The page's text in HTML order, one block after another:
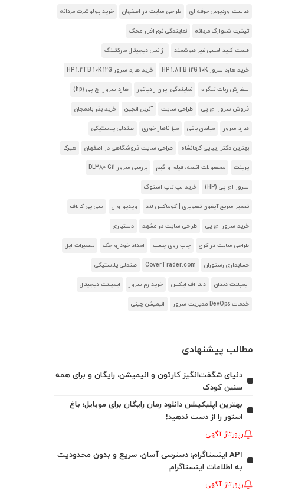
هاست وردپرس حرفه ای طراحی سایت در اصفهان خرید پولوشرت مردانه
تیشرت شلوارک مردانه نمایندگی نرم افزار محک
قیمت کلید لمسی غیر هوشمند آژانس دیجیتال مارکتینگ
خرید هارد سرور HP 1.8TB 12G 10K خرید هارد سرور HP 1.2TB 10K 12G
سفارش ربات تلگرام نمایندگی ایران رادیاتور هارد سرور اچ پی (hp)
فروش سرور اچ پی طراحی سایت آنریل انجین خرید بذر بادمجان
هارد سرور مبلمان باغی میز ناهار خوری صندلی پلاستیکی
بهترین دکتر زیبایی کرمانشاه طراحی سایت فروشگاهی در اصفهان هیرکا
پرینت محصولات انیمه، فیلم و گیم بررسی سرور DL380 G11
سرور اچ پی (HP) خرید لپ تاپ استوک
تعمیر سریع آیفون تصویری | کوماکس لند ویدیو وال سی پی کالاف
خرید سرور اچ پی طراحی سایت در مشهد دستیاری
طراحی سایت در کرج چاپ روی چسب امداد خودرو جک تعمیرات اپل
حسابداری رستوران CoverTrader.com صندلی پلاستیکی
ایمپلنت دندان دلتا اف ایکس خرید رم سرور ایمپلنت دیجیتال
خدمات DevOps مدیریت سرور انیمیشن چینی
مطالب پیشنهادی
دنیای شگفت‌انگیز کارتون و انیمیشن، رایگان و برای همه
سنین کودک
بهترین اپلیکیشن دانلود رمان رایگان برای موبایل؛ باغ
استور را از دست ندهید!
رپورتاژ آگهی
API اینستاگرام؛ دسترسی آسان، سریع و بدون محدودیت
به اطلاعات اینستاگرام
رپورتاژ آگهی